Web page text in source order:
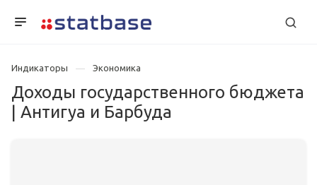
Индикаторы Экономика
Доходы государственного бюджета
| Антигуа и Барбуда